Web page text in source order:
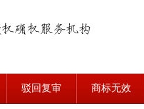
驳回复审 商标无效